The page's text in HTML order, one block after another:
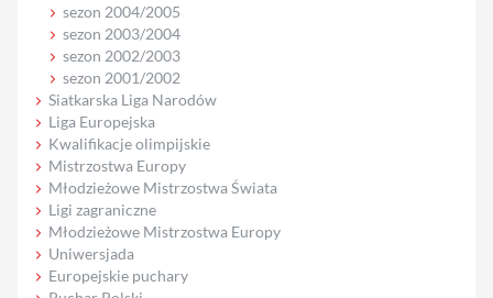
sezon 2004/2005
sezon 2003/2004
sezon 2002/2003
sezon 2001/2002
Siatkarska Liga Narodów
Liga Europejska
Kwalifikacje olimpijskie
Mistrzostwa Europy
Młodzieżowe Mistrzostwa Świata
Ligi zagraniczne
Młodzieżowe Mistrzostwa Europy
Uniwersjada
Europejskie puchary